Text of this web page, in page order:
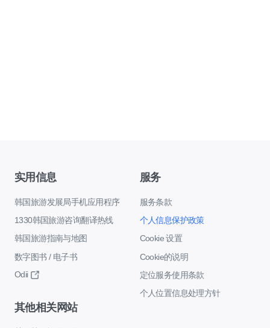
实用信息
韩国旅游发展局手机应用程序
1330韩国旅游咨询翻译热线
韩国旅游指南与地图
数字图书 / 电子书
Odii
服务
服务条款
个人信息保护政策
Cookie 设置
Cookie的说明
定位服务使用条款
个人位置信息处理方针
其他相关网站